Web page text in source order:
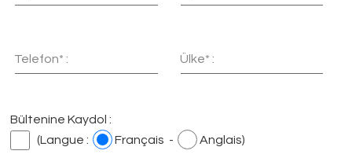
Telefon* : Ülke* :
Bültenine Kaydol :
(Langue :
Français - Anglais)